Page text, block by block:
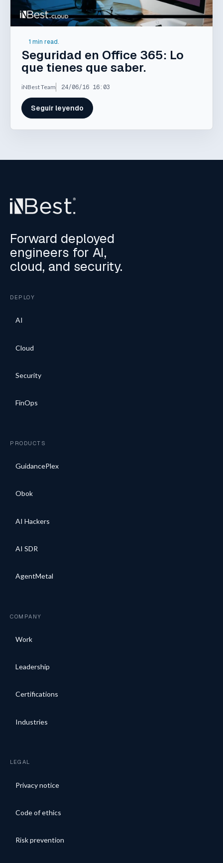
1 min read.
Seguridad en Office 365: Lo
que tienes que saber.
iNBest Team 24/06/16 16:03
Seguir leyendo
Forward deployed
engineers for AI,
cloud, and security.
DEPLOY
AI
Cloud
Security
FinOps
PRODUCTS
GuidancePlex
Obok
AI Hackers
AI SDR
AgentMetal
COMPANY
Work
Leadership
Certifications
Industries
LEGAL
Privacy notice
Code of ethics
Risk prevention